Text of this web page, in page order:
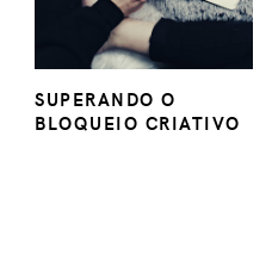
SUPERANDO O
BLOQUEIO CRIATIVO